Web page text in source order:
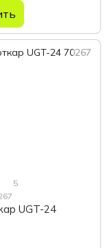
5
UGT-24